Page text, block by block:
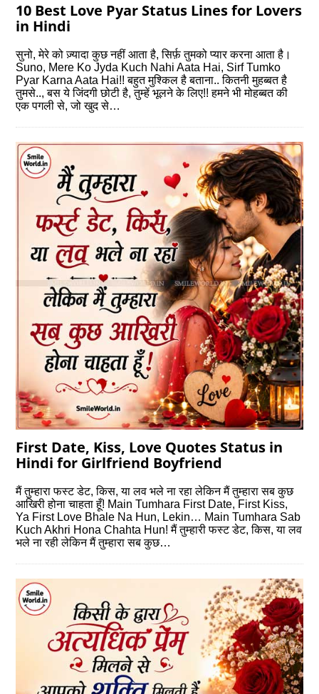
10 Best Love Pyar Status Lines for Lovers
in Hindi
सुनो, मेरे को ज़्यादा कुछ नहीं आता है, सिर्फ़ तुमको प्यार करना आता है।
Suno, Mere Ko Jyda Kuch Nahi Aata Hai, Sirf Tumko
Pyar Karna Aata Hai!! बहुत मुश्किल है बताना.. कितनी मुहब्बत है
तुमसे.., बस ये जिंदगी छोटी है, तुम्हें भूलने के लिए!! हमने भी मोहब्बत की
एक ‎पगली से, जो खुद से…
First Date, Kiss, Love Quotes Status in
Hindi for Girlfriend Boyfriend
मैं तुम्हारा फस्‍ट डेट, किस, या लव भले ना रहा लेकिन मैं तुम्हारा सब कुछ
आखिरी होना चाहता हूँ! Main Tumhara First Date, First Kiss,
Ya First Love Bhale Na Hun, Lekin… Main Tumhara Sab
Kuch Akhri Hona Chahta Hun! मैं तुम्हारी फस्‍ट डेट, किस, या लव
भले ना रही लेकिन मैं तुम्हारा सब कुछ…